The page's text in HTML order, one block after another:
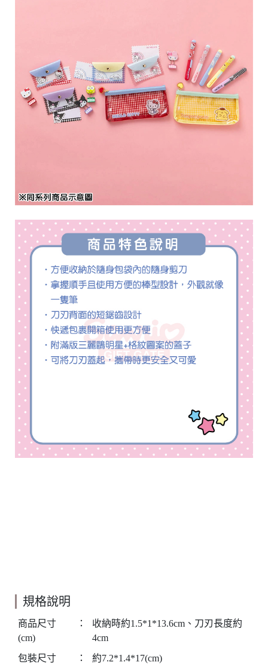
規格說明
商品尺寸
(cm)
：
收納時約1.5*1*13.6cm、刀刃長度約
4cm
包裝尺寸
： 約7.2*1.4*17(cm)